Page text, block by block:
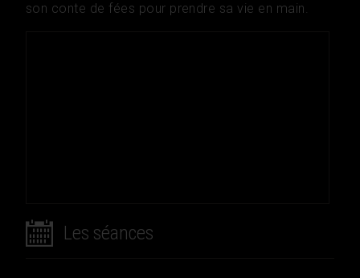
son conte de fées pour prendre sa vie en main.
Les séances